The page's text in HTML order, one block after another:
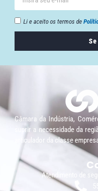
Li e aceito os termos de
Câmara da Indústria,
suprir a necessidade da
articulador da classe
Atendimento de